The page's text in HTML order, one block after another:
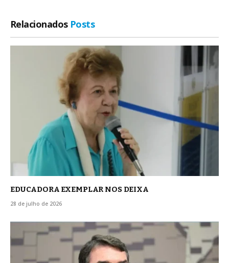
Relacionados Posts
EDUCADORA EXEMPLAR NOS DEIXA
28 de julho de 2026